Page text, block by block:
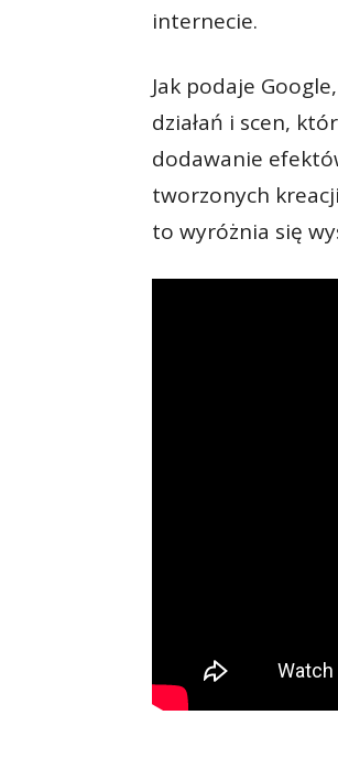
internecie.
Jak podaje
działań i scen,
dodawanie
tworzonych
to wyróżnia się